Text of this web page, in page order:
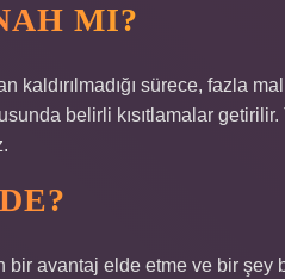
MI?
kaldırılmadığı sürece, fazla
belirli kısıtlamalar
bir avantaj elde etme ve bir şey